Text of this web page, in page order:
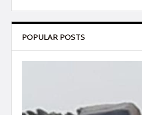
POPULAR POSTS